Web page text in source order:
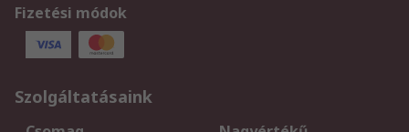
Fizetési módok
Szolgáltatásaink